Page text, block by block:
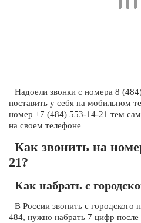
Надоели звонки с номера 8
поставить у себя на мобильном
номер +7 (484) 553-14-21 тем
на своем телефоне
Как звонить на
21?
Как набрать с
В России звонить с городского
484, нужно набрать 7 цифр после